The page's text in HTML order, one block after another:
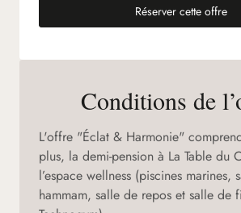
Réserver cette offre
(nouvel
Conditions de
L'offre "Éclat & Harmonie"
plus, la demi-pension à La Table du
l’espace wellness (piscines marines,
hammam, salle de repos et salle de